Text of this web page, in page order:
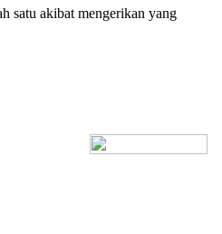
satu akibat mengerikan yang